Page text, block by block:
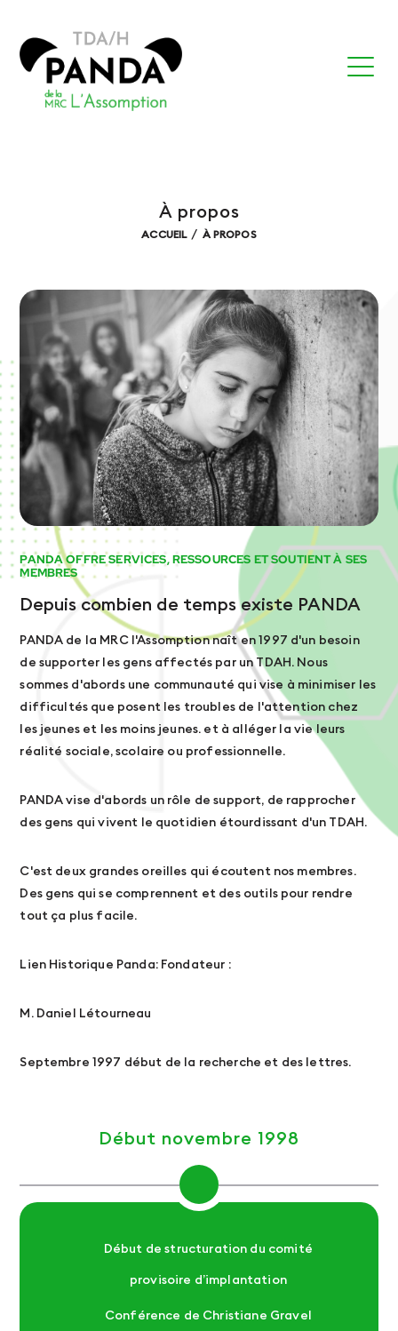
À propos
ACCUEIL À PROPOS
PANDA OFFRE SERVICES, RESSOURCES ET SOUTIENT À SES
MEMBRES
Depuis combien de temps existe PANDA
PANDA de la MRC l'Assomption naît en 1997 d'un besoin
de supporter les gens affectés par un TDAH. Nous
sommes d'abords une communauté qui vise à minimiser les
difficultés que posent les troubles de l'attention chez
les jeunes et les moins jeunes. et à alléger la vie leurs
réalité sociale, scolaire ou professionnelle.
PANDA vise d'abords un rôle de support, de rapprocher
des gens qui vivent le quotidien étourdissant d'un TDAH.
C'est deux grandes oreilles qui écoutent nos membres.
Des gens qui se comprennent et des outils pour rendre
tout ça plus facile.
Lien Historique Panda: Fondateur :
M. Daniel Létourneau
Septembre 1997 début de la recherche et des lettres.
Début novembre 1998
Début de structuration du comité
provisoire d’implantation
Conférence de Christiane Gravel